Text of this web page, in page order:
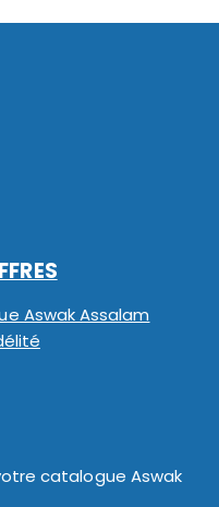
Aswak Assalam
catalogue Aswak